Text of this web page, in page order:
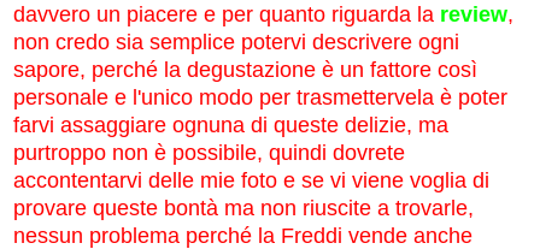
davvero un piacere e per quanto riguarda la review,
non credo sia semplice potervi descrivere ogni
sapore, perché la degustazione è un fattore così
personale e l'unico modo per trasmettervela è poter
farvi assaggiare ognuna di queste delizie, ma
purtroppo non è possibile, quindi dovrete
accontentarvi delle mie foto e se vi viene voglia di
provare queste bontà ma non riuscite a trovarle,
nessun problema perché la Freddi vende anche